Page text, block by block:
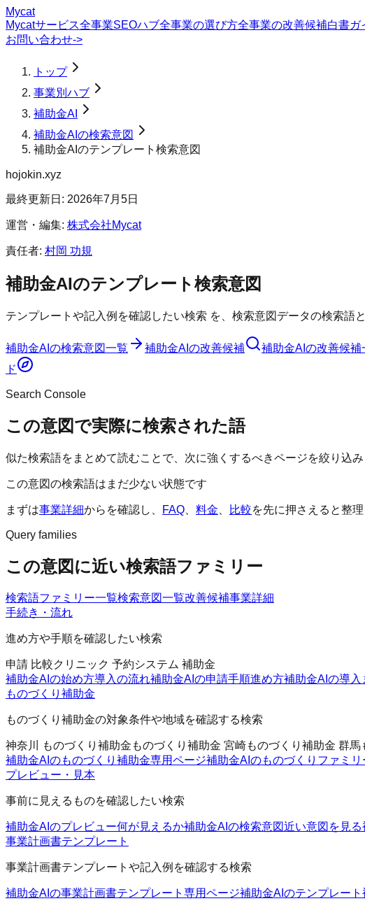
Mycat
Mycatサービス全事業SEOハブ全事業の選び方全事業の改善候補白書ガ
お問い合わせ->
トップ
事業別ハブ
補助金AI
補助金AIの検索意図
補助金AIのテンプレート検索意図
hojokin.xyz
最終更新日: 2026年7月5日
運営・編集: 株式会社Mycat
責任者: 村岡 功規
補助金AIのテンプレート検索意図
テンプレートや記入例を確認したい検索 を、検索意図データの検索語
補助金AI の検索意図一覧 補助金AI の改善候補 補助金AI の改善候補
ド
Search Console
この意図で実際に検索された語
似た検索語をまとめて読むことで、次に強くするべきページを絞り込み
この意図の検索語はまだ少ない状態です
まずは事業詳細からを確認し、 FAQ 料金 比較を先に押さえると整
Query families
この意図に近い検索語ファミリー
検索語ファミリー一覧検索意図一覧改善候補事業詳細
手続き・流れ
進め方や手順を確認したい検索
申請 比較クリニック 予約システム 補助金
補助金AIの始め方導入の流れ補助金AIの申請手順進め方補助金AIの導入
ものづくり補助金
ものづくり補助金の対象条件や地域を確認する検索
神奈川 ものづくり補助金 ものづくり補助金 宮崎ものづくり補助金 群馬
補助金AIのものづくり補助金専用ページ補助金AIのものづくりファミリ
プレビュー・見本
事前に見えるものを確認したい検索
補助金AIのプレビュー何が見えるか補助金AIの検索意図近い意図を見る
事業計画書テンプレート
事業計画書テンプレートや記入例を確認する検索
補助金AIの事業計画書テンプレート 専用ページ補助金AIのテンプレート